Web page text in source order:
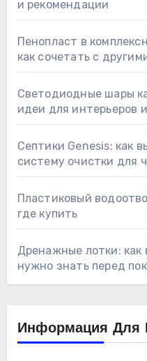
и рекомендации
Пенопласт в
как сочетать с
Светодиодные шары
идеи для интерьеров
Септики Genesis: как
систему очистки для
Пластиковый
где купить
Дренажные лотки: как
нужно знать перед
Информация Для